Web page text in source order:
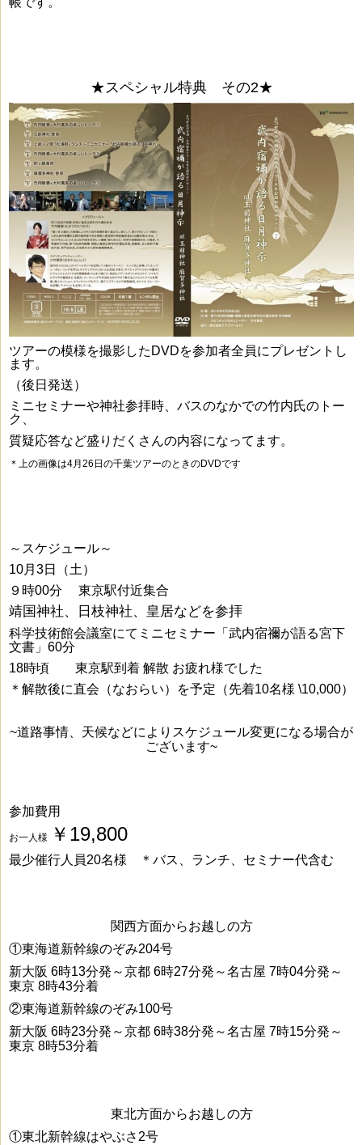
★スペシャル特典 その2★
ツアーの模様を撮影したDVDを参加者全員にプレゼントし
ます。
（後日発送）
ミニセミナーや神社参拝時、バスのなかでの竹内氏のトー
ク、
質疑応答など盛りだくさんの内容になってます。
＊上の画像は4月26日の千葉ツアーのときのDVDです
～スケジュール～
10月3日（土）
９時00分 東京駅付近集合
靖国神社、日枝神社、皇居などを参拝
科学技術館会議室にてミニセミナー 「武内宿禰が語る宮下
文書」60分
18時頃 東京駅到着 解散 お疲れ様でした
＊解散後に直会（なおらい）を予定（先着10名様 \10,000）
~道路事情、天候などによりスケジュール変更になる場合が
ございます~
参加費用
お一人様 ￥19,800
最少催行人員20名様 ＊バス、ランチ、セミナー代含む
関西方面からお越しの方
①東海道新幹線のぞみ204号
新大阪 6時13分発～京都 6時27分発～名古屋 7時04分発～
東京 8時43分着
②東海道新幹線のぞみ100号
新大阪 6時23分発～京都 6時38分発～名古屋 7時15分発～
東京 8時53分着
東北方面からお越しの方
①東北新幹線はやぶさ2号